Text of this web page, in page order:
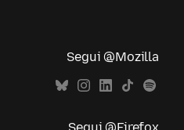
Segui @Mozilla